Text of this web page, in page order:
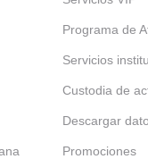
Programa de
Servicios
Custodia de
Descargar
Promociones